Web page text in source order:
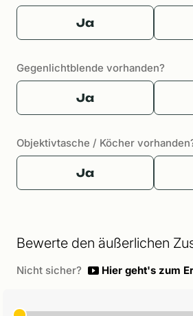
Ja
Gegenlichtblende vorhanden?
Ja
Objektivtasche / Köcher
Ja
Bewerte den äußerlichen
Nicht sicher? Hier geht's zum